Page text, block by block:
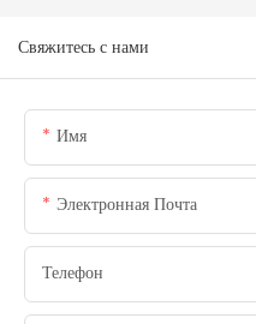
Свяжитесь с нами
Имя
Электронная Почта
Телефон